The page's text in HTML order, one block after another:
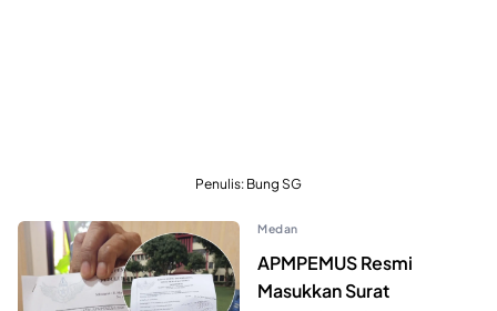
Penulis: Bung SG
Medan
APMPEMUS Resmi
Masukkan Surat